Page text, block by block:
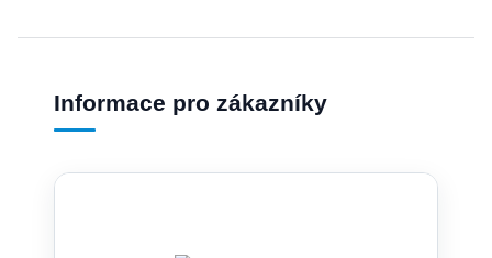
Informace pro zákazníky